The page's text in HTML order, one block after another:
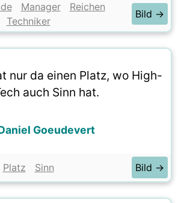
Manager
Reichen
Techniker
Bild →
nur da einen Platz, wo High-
auch Sinn hat.
Goeudevert
Platz Sinn Bild →